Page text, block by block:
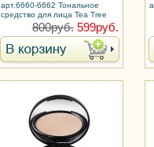
арт.6660-6662 Тональное
средство для лица Tea Tree
Balancing CC800руб. 599руб.